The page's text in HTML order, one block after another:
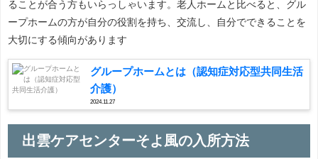
ることが合う方もいらっしゃいます。老人ホームと比べると、グル
ープホームの方が自分の役割を持ち、交流し、自分でできることを
大切にする傾向があります
グループホームとは（認知症対応型共同生活
介護）
2024.11.27
出雲ケアセンターそよ風の入所方法